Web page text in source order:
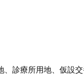
診療所用地、仮設